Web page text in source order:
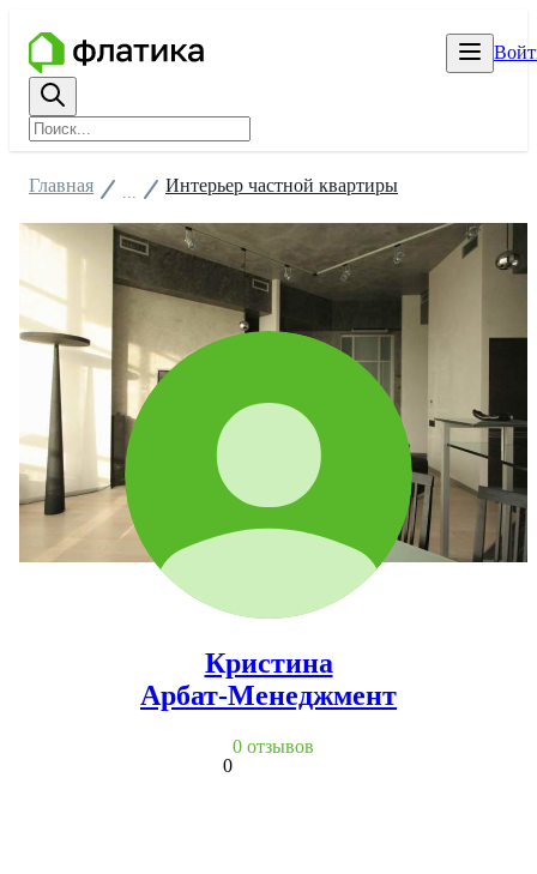
Главная Интерьер частной квартиры
Кристина
Арбат-Менеджмент
0
0 отзывов